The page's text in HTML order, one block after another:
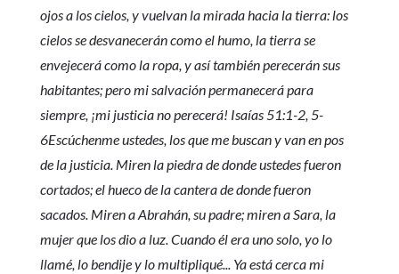
ojos a los cielos, y vuelvan la mirada hacia la tierra: los
cielos se desvanecerán como el humo, la tierra se
envejecerá como la ropa, y así también perecerán sus
habitantes; pero mi salvación permanecerá para
siempre, ¡mi justicia no perecerá! Isaías 51:1-2, 5-
6Escúchenme ustedes, los que me buscan y van en pos
de la justicia. Miren la piedra de donde ustedes fueron
cortados; el hueco de la cantera de donde fueron
sacados. Miren a Abrahán, su padre; miren a Sara, la
mujer que los dio a luz. Cuando él era uno solo, yo lo
llamé, lo bendije y lo multipliqué... Ya está cerca mi